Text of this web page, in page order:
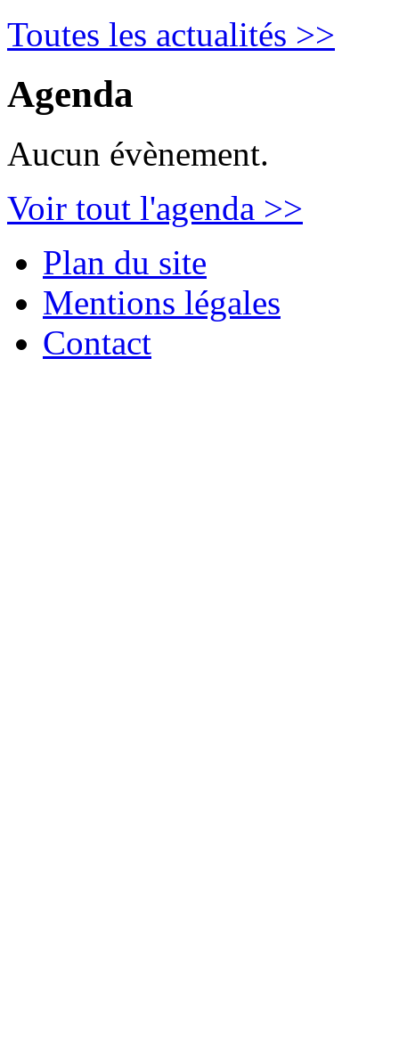
Toutes les actualités >>
Agenda
Aucun évènement.
Voir tout l'agenda >>
Plan du site
Mentions légales
Contact